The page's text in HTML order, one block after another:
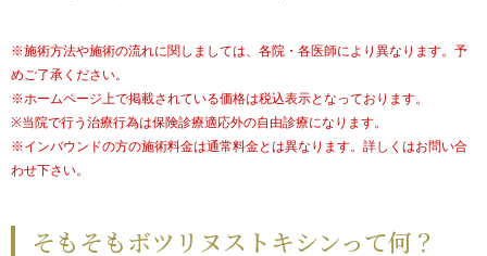
※施術方法や施術の流れに関しましては、各院・各医師により異なります。予
めご了承ください。
※ホームページ上で掲載されている価格は税込表示となっております。
※当院で行う治療行為は保険診療適応外の自由診療になります。
※インバウンドの方の施術料金は通常料金とは異なります。詳しくはお問い合
わせ下さい。
そもそもボツリヌストキシンって何？